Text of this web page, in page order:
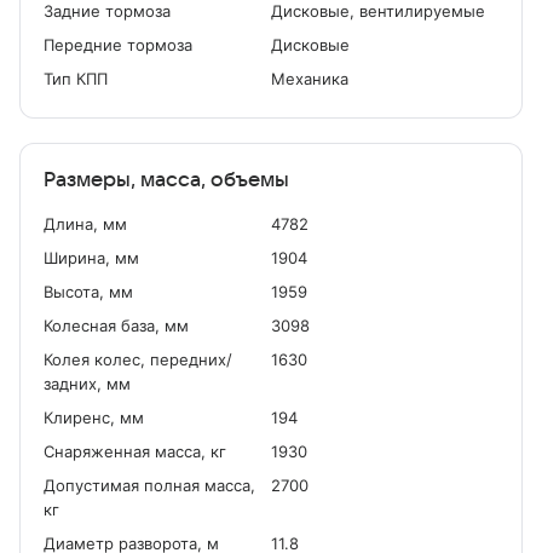
Задние тормоза
Дисковые, вентилируемые
Передние тормоза
Дисковые
Тип КПП
Механика
Размеры, масса, объемы
Длина, мм
4782
Ширина, мм
1904
Высота, мм
1959
Колесная база, мм
3098
Колея колес, передних/
задних, мм
1630
Клиренс, мм
194
Снаряженная масса, кг
1930
Допустимая полная масса,
кг
2700
Диаметр разворота, м 11.8